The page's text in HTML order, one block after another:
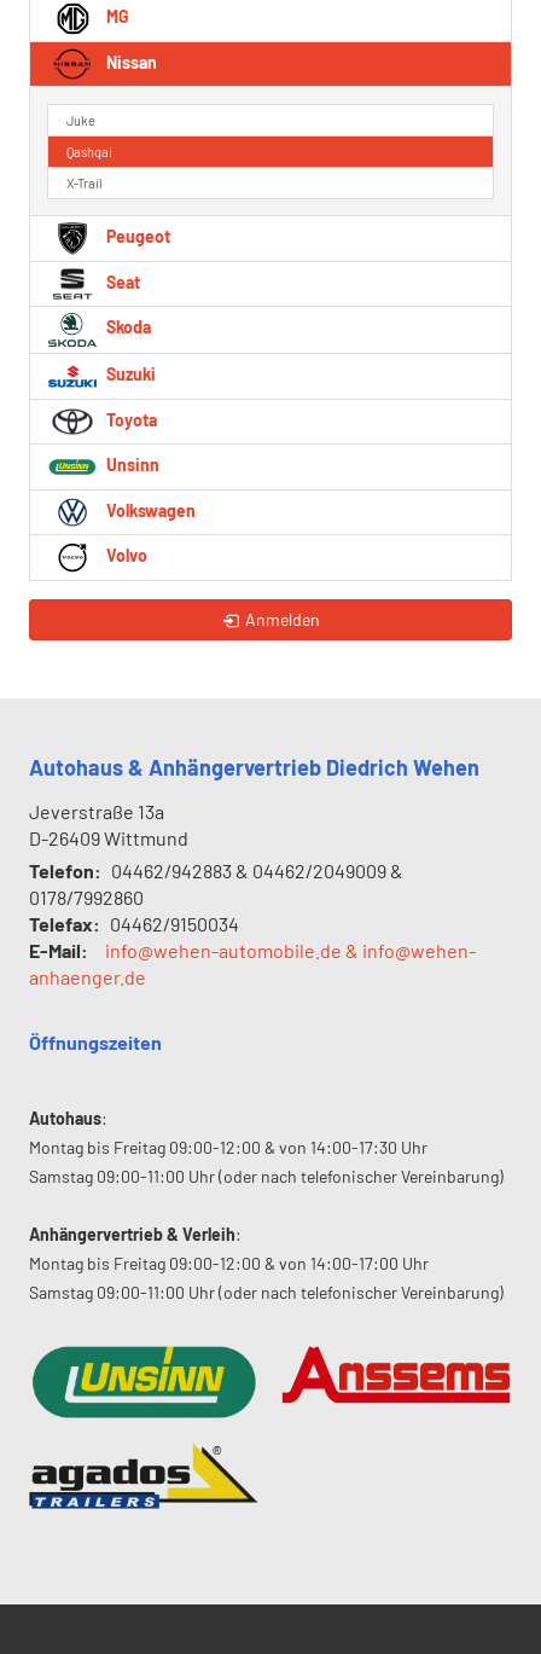
MG
Nissan
Juke
Qashqai
X-Trail
Peugeot
Seat
Skoda
Suzuki
Toyota
Unsinn
Volkswagen
Volvo
Anmelden
Autohaus & Anhängervertrieb Diedrich Wehen
Jeverstraße 13a
D-26409Wittmund
Telefon: 04462/942883 & 04462/2049009 &
0178/7992860
Telefax: 04462/9150034
E-Mail:
info@wehen-automobile.de & info@wehen-
anhaenger.de
Öffnungszeiten
Autohaus:
Montag bis Freitag 09:00-12:00 & von 14:00-17:30 Uhr
Samstag 09:00-11:00 Uhr (oder nach telefonischer Vereinbarung)
Anhängervertrieb & Verleih:
Montag bis Freitag 09:00-12:00 & von 14:00-17:00 Uhr
Samstag 09:00-11:00 Uhr (oder nach telefonischer Vereinbarung)